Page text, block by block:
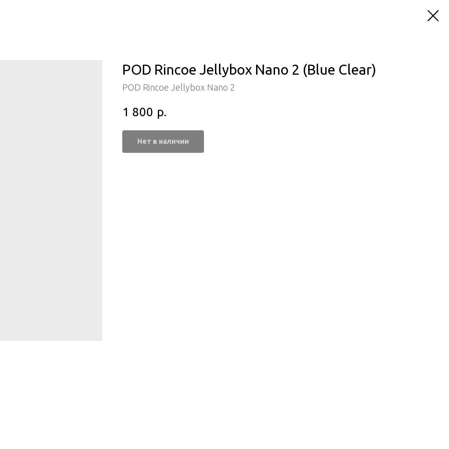
POD Rincoe Jellybox Nano 2 (Blue Clear)
POD Rincoe Jellybox Nano 2
1 800 р.
Нет в наличии